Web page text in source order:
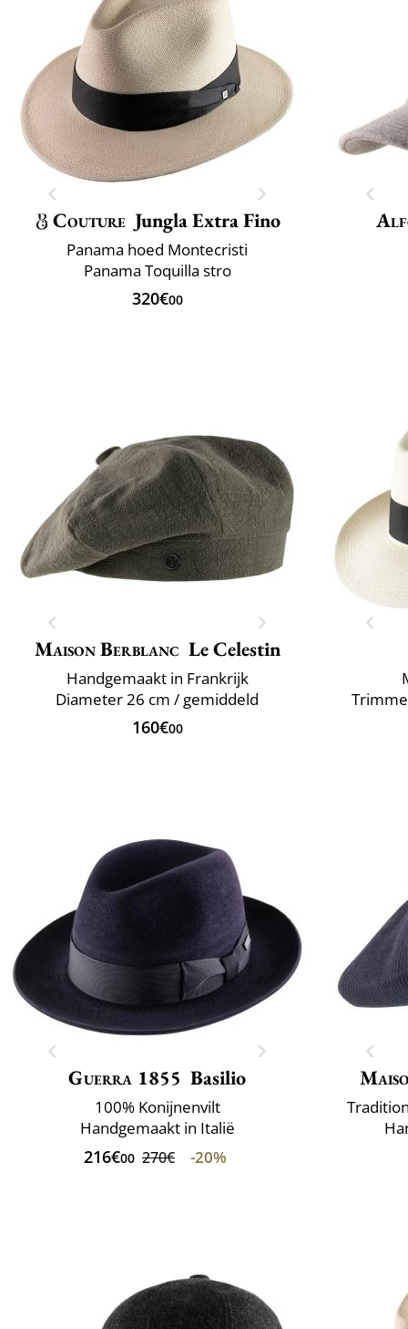
Couture Jungla Extra Fino
Panama hoed Montecristi
Panama Toquilla stro
320€00
Maison Berblanc Le Celestin
Handgemaakt in Frankrijk
Diameter 26 cm / gemiddeld
160€00
Guerra 1855 Basilio
100% Konijnenvilt
Handgemaakt in Italië
216€00 270€ -20%